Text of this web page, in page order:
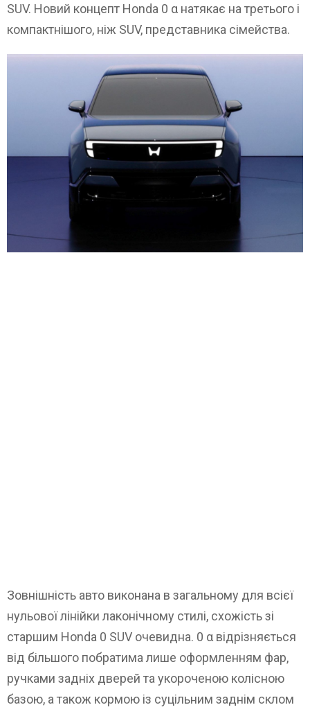
SUV. Новий концепт Honda 0 α натякає на третього і
компактнішого, ніж SUV, представника сімейства.
Зовнішність авто виконана в загальному для всієї
нульової лінійки лаконічному стилі, схожість зі
старшим Honda 0 SUV очевидна. 0 α відрізняється
від більшого побратима лише оформленням фар,
ручками задніх дверей та укороченою колісною
базою, а також кормою із суцільним заднім склом